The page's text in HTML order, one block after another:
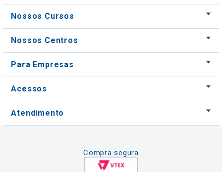
Nossos Cursos
Nossos Centros
Para Empresas
Acessos
Atendimento
Compra segura